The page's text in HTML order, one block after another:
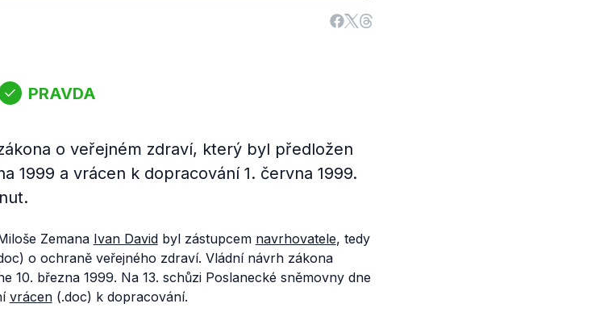
PRAVDA
o veřejném zdraví, který byl předložen
1999 a vrácen k dopracování 1. června 1999.
Zemana Ivan Davidbyl zástupcem navrhovatele, tedy
o ochraně veřejného zdraví. Vládní návrh zákona
10. března 1999. Na 13. schůzi Poslanecké sněmovny dne
vrácen(.doc) k dopracování.